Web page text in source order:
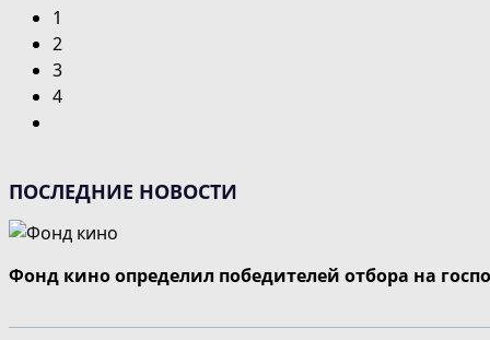
1
2
3
4
страницу
ПОСЛЕДНИЕ НОВОСТИ
Фонд кино определил победителей отбора на